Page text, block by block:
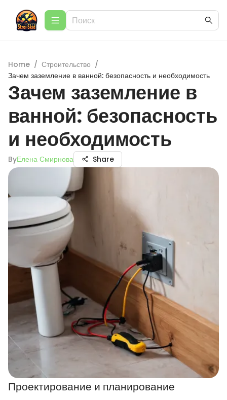
Home / Строительство /
Зачем заземление в ванной: безопасность и необходимость
Зачем заземление в
ванной: безопасность
и необходимость
ByЕлена Смирнова Share
Проектирование и планирование